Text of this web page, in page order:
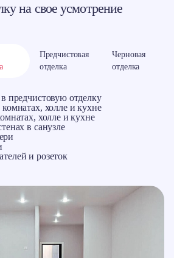
на свое усмотрение
Предчистовая
отделка
Черновая
отделка
предчистовую отделку
холле и кухне
холле и кухне
в санузле
и розеток